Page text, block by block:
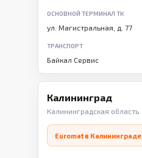
ОСНОВНОЙ ТЕРМИНАЛ ТК
ул. Магистральная, д. 77
ТРАНСПОРТ
Байкал Сервис
Калининград
Калининградская область
Euromat в Калининграде